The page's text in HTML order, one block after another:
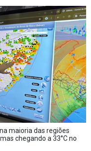
maioria das regiões
chegando a 33°C no